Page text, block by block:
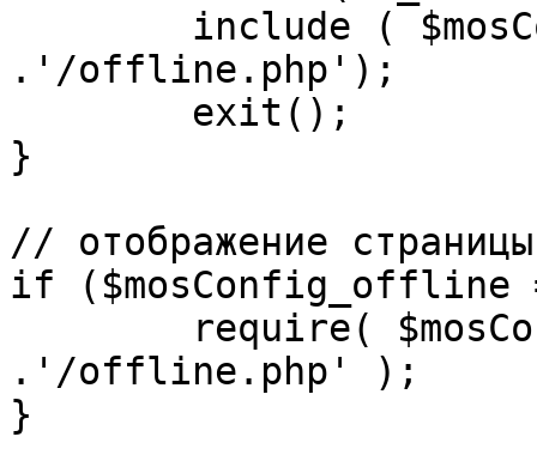
.'/offline.php');
}
// отображение
if ($mosConfig_offline
.'/offline.php' );
}